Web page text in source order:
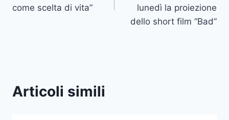
come scelta di vita”
lunedì la proiezione
dello short film “Bad”
Articoli simili